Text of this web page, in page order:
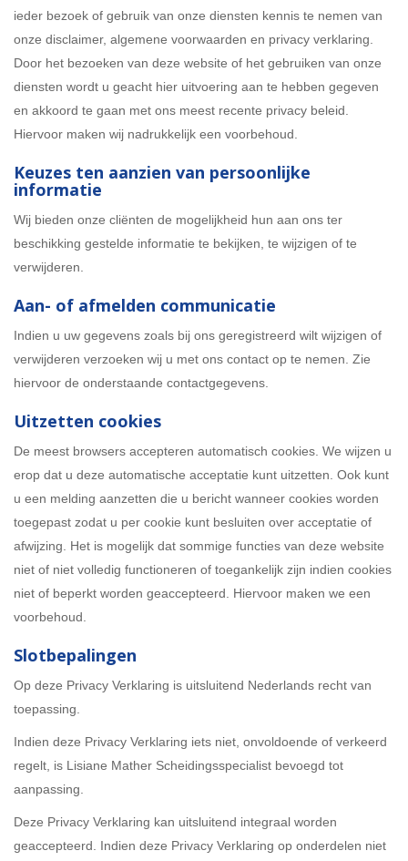
ieder bezoek of gebruik van onze diensten kennis te nemen van
onze disclaimer, algemene voorwaarden en privacy verklaring.
Door het bezoeken van deze website of het gebruiken van onze
diensten wordt u geacht hier uitvoering aan te hebben gegeven
en akkoord te gaan met ons meest recente privacy beleid.
Hiervoor maken wij nadrukkelijk een voorbehoud.
Keuzes ten aanzien van persoonlijke
informatie
Wij bieden onze cliënten de mogelijkheid hun aan ons ter
beschikking gestelde informatie te bekijken, te wijzigen of te
verwijderen.
Aan- of afmelden communicatie
Indien u uw gegevens zoals bij ons geregistreerd wilt wijzigen of
verwijderen verzoeken wij u met ons contact op te nemen. Zie
hiervoor de onderstaande contactgegevens.
Uitzetten cookies
De meest browsers accepteren automatisch cookies. We wijzen u
erop dat u deze automatische acceptatie kunt uitzetten. Ook kunt
u een melding aanzetten die u bericht wanneer cookies worden
toegepast zodat u per cookie kunt besluiten over acceptatie of
afwijzing. Het is mogelijk dat sommige functies van deze website
niet of niet volledig functioneren of toegankelijk zijn indien cookies
niet of beperkt worden geaccepteerd. Hiervoor maken we een
voorbehoud.
Slotbepalingen
Op deze Privacy Verklaring is uitsluitend Nederlands recht van
toepassing.
Indien deze Privacy Verklaring iets niet, onvoldoende of verkeerd
regelt, is Lisiane Mather Scheidingsspecialist bevoegd tot
aanpassing.
Deze Privacy Verklaring kan uitsluitend integraal worden
geaccepteerd. Indien deze Privacy Verklaring op onderdelen niet